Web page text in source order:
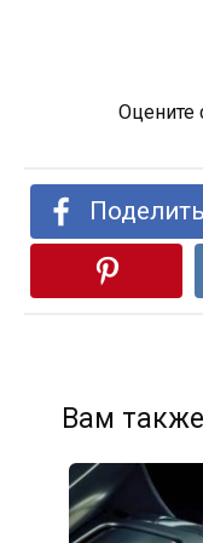
Оцените
Вам